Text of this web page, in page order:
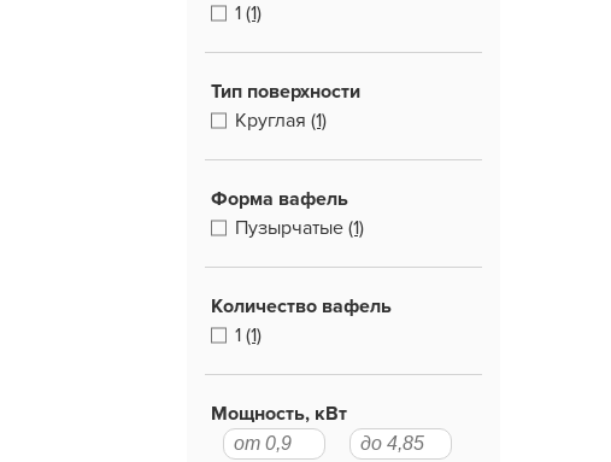
1 (1)
Тип поверхности
Круглая (1)
Форма вафель
Пузырчатые (1)
Количество вафель
1 (1)
Мощность, кВт